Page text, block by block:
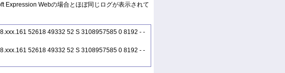
Expression Webの場合とほぼ同じログが表示されて
52618 49332 52 S 3108957585 0 8192 - -
52618 49332 52 S 3108957585 0 8192 - -